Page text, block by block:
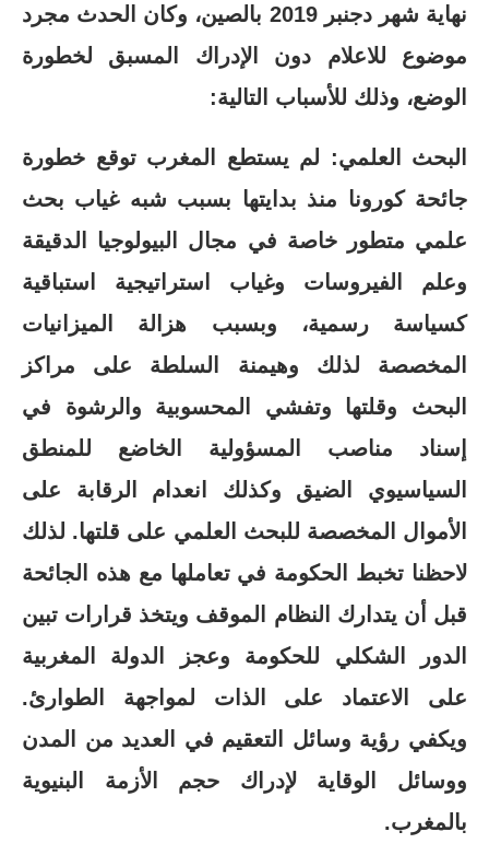
نهاية شهر دجنبر 2019 بالصين، وكان الحدث مجرد
موضوع للاعلام دون الإدراك المسبق لخطورة
الوضع، وذلك للأسباب التالية:
البحث العلمي: لم يستطع المغرب توقع خطورة
جائحة كورونا منذ بدايتها بسبب شبه غياب بحث
علمي متطور خاصة في مجال البيولوجيا الدقيقة
وعلم الفيروسات وغياب استراتيجية استباقية
كسياسة رسمية، وبسبب هزالة الميزانيات
المخصصة لذلك وهيمنة السلطة على مراكز
البحث وقلتها وتفشي المحسوبية والرشوة في
إسناد مناصب المسؤولية الخاضع للمنطق
السياسيوي الضيق وكذلك انعدام الرقابة على
الأموال المخصصة للبحث العلمي على قلتها. لذلك
لاحظنا تخبط الحكومة في تعاملها مع هذه الجائحة
قبل أن يتدارك النظام الموقف ويتخذ قرارات تبين
الدور الشكلي للحكومة وعجز الدولة المغربية
على الاعتماد على الذات لمواجهة الطوارئ.
ويكفي رؤية وسائل التعقيم في العديد من المدن
ووسائل الوقاية لإدراك حجم الأزمة البنيوية
بالمغرب.